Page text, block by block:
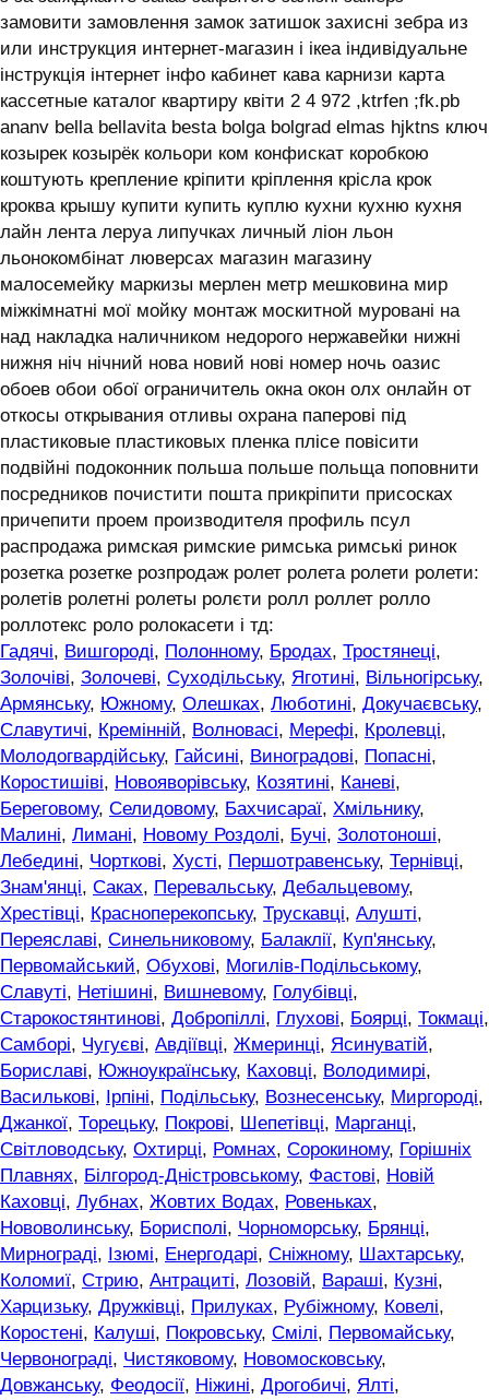
замовити замовлення замок затишок захисні зебра из
или инструкция интернет-магазин і ікеа індивідуальне
інструкція інтернет інфо кабинет кава карнизи карта
кассетные каталог квартиру квіти 2 4 972 ,ktrfen ;fk.pb
ananv bella bellavita besta bolga bolgrad elmas hjktns ключ
козырек козырёк кольори ком конфискат коробкою
коштують крепление кріпити кріплення крісла крок
кроква крышу купити купить куплю кухни кухню кухня
лайн лента леруа липучках личный ліон льон
льонокомбінат люверсах магазин магазину
малосемейку маркизы мерлен метр мешковина мир
міжкімнатні мої мойку монтаж москитной муровані на
над накладка наличником недорого нержавейки нижні
нижня ніч нічний нова новий нові номер ночь оазис
обоев обои обої ограничитель окна окон олх онлайн от
откосы открывания отливы охрана паперові під
пластиковые пластиковых пленка плісе повісити
подвійні подоконник польша польше польща поповнити
посредников почистити пошта прикріпити присосках
причепити проем производителя профиль псул
распродажа римская римские римська римські ринок
розетка розетке розпродаж ролет ролета ролети ролети:
ролетів ролетні ролеты ролєти ролл роллет ролло
роллотекс роло ролокасети і тд:
Гадячі, Вишгороді, Полонному, Бродах, Тростянеці,
Золочіві, Золочеві, Суходільську, Яготині, Вільногірську,
Армянську, Южному, Олешках, Люботині, Докучаєвську,
Славутичі, Кремінній, Волновасі, Мерефі, Кролевці,
Молодогвардійську, Гайсині, Виноградові, Попасні,
Коростишіві, Новояворівську, Козятині, Каневі,
Береговому, Селидовому, Бахчисараї, Хмільнику,
Малині, Лимані, Новому Роздолі, Бучі, Золотоноші,
Лебедині, Чорткові, Хусті, Першотравенську, Тернівці,
Знам'янці, Саках, Перевальську, Дебальцевому,
Хрестівці, Красноперекопську, Трускавці, Алушті,
Переяславі, Синельниковому, Балаклії, Куп'янську,
Первомайський, Обухові, Могилів-Подільському,
Славуті, Нетішині, Вишневому, Голубівці,
Старокостянтинові, Добропіллі, Глухові, Боярці, Токмаці,
Самборі, Чугуєві, Авдіївці, Жмеринці, Ясинуватій,
Бориславі, Южноукраїнську, Каховці, Володимирі,
Василькові, Ірпіні, Подільську, Вознесенську, Миргороді,
Джанкої, Торецьку, Покрові, Шепетівці, Марганці,
Світловодську, Охтирці, Ромнах, Сорокиному, Горішніх
Плавнях, Білгород-Дністровському, Фастові, Новій
Каховці, Лубнах, Жовтих Водах, Ровеньках,
Нововолинську, Борисполі, Чорноморську, Брянці,
Мирнограді, Ізюмі, Енергодарі, Сніжному, Шахтарську,
Коломиї, Стрию, Антрациті, Лозовій, Вараші, Кузні,
Харцизьку, Дружківці, Прилуках, Рубіжному, Ковелі,
Коростені, Калуші, Покровську, Смілі, Первомайську,
Червонограді, Чистяковому, Новомосковську,
Довжанську, Феодосії, Ніжині, Дрогобичі, Ялті,